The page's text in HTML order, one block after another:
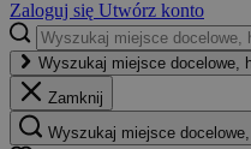
Zaloguj się Utwórz konto
Wyszukaj miejsce docelowe,
Zamknij
Wyszukaj miejsce